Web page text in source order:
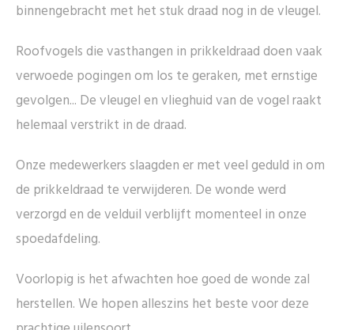
binnengebracht met het stuk draad nog in de vleugel.
Roofvogels die vasthangen in prikkeldraad doen vaak
verwoede pogingen om los te geraken, met ernstige
gevolgen... De vleugel en vlieghuid van de vogel raakt
helemaal verstrikt in de draad.
Onze medewerkers slaagden er met veel geduld in om
de prikkeldraad te verwijderen. De wonde werd
verzorgd en de velduil verblijft momenteel in onze
spoedafdeling.
Voorlopig is het afwachten hoe goed de wonde zal
herstellen. We hopen alleszins het beste voor deze